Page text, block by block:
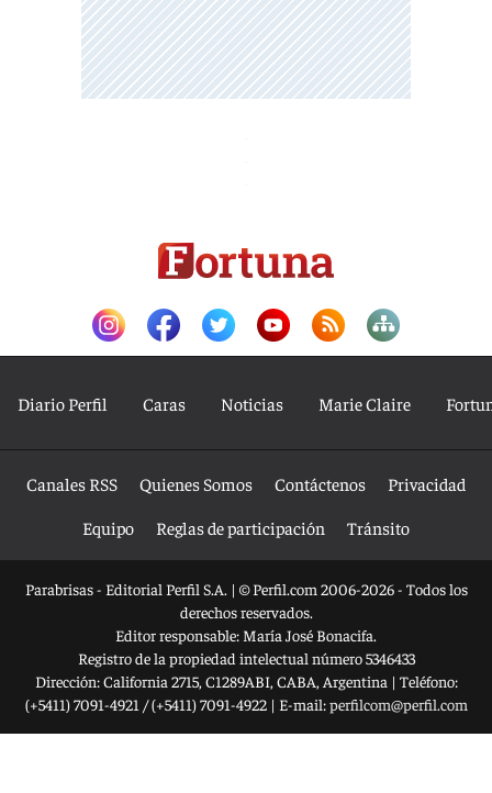
Diario Perfil Caras Noticias Marie Claire
Canales RSS Quienes Somos Contáctenos
Privacidad
Equipo
Reglas de participación Tránsito
Parabrisas - Editorial Perfil S.A. | © Perfil.com 2006-2026 - Todos los
derechos reservados.
Editor responsable: María José Bonacifa.
Registro de la propiedad intelectual número 5346433
Dirección:California 2715, C1289ABI, CABA, Argentina | Teléfono:
(+5411) 7091-4921 /(+5411) 7091-4922| E-mail:perfilcom@perfil.com